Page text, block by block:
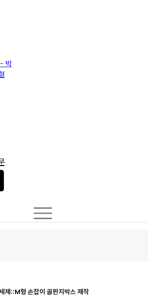
제::M형 손잡이 골판지박스 제작